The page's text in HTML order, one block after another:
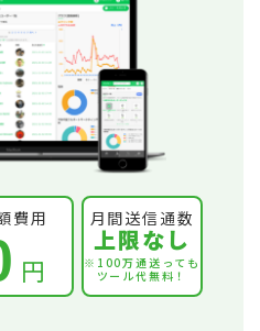
費用
円
月間送信通数
上限なし
※100万通送っても
ツール代無料！